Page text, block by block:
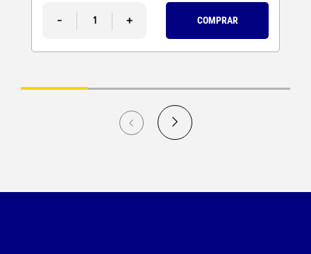
- + COMPRAR